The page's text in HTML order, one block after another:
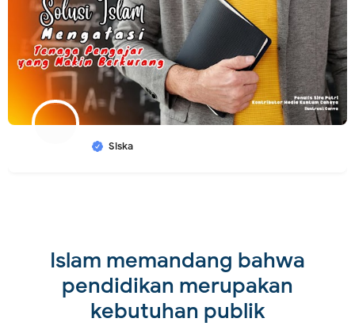
Siska
Islam memandang bahwa
pendidikan merupakan
kebutuhan publik